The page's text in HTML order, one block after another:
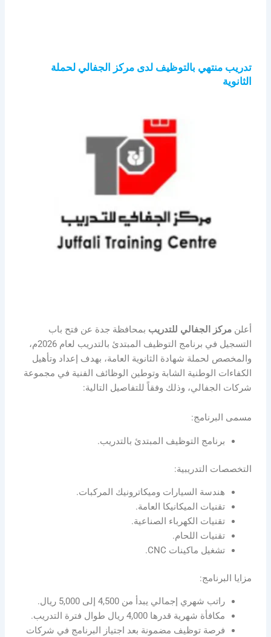
تدريب منتهي بالتوظيف لدى مركز الجفالي لحملة
الثانوية
أعلنمركز الجفالي للتدريب بمحافظة جدة عن فتح باب
التسجيل في برنامج التوظيف المبتدئ بالتدريب لعام 2026م،
والمخصص لحملة شهادة الثانوية العامة، بهدف إعداد وتأهيل
الكفاءات الوطنية الشابة وتوطين الوظائف الفنية في مجموعة
شركات الجفالي، وذلك وفقاً للتفاصيل التالية:
مسمى البرنامج:
برنامج التوظيف المبتدئ بالتدريب.
التخصصات التدريبية:
هندسة السيارات وميكاترونيك المركبات.
تقنيات الميكانيكا العامة.
تقنيات الكهرباء الصناعية.
تقنيات اللحام.
تشغيل ماكينات CNC.
مزايا البرنامج:
راتب شهري إجمالي يبدأ من 4,500 إلى 5,000 ريال.
مكافأة شهرية قدرها 4,000 ريال طوال فترة التدريب.
فرصة توظيف مضمونة بعد اجتياز البرنامج في شركات